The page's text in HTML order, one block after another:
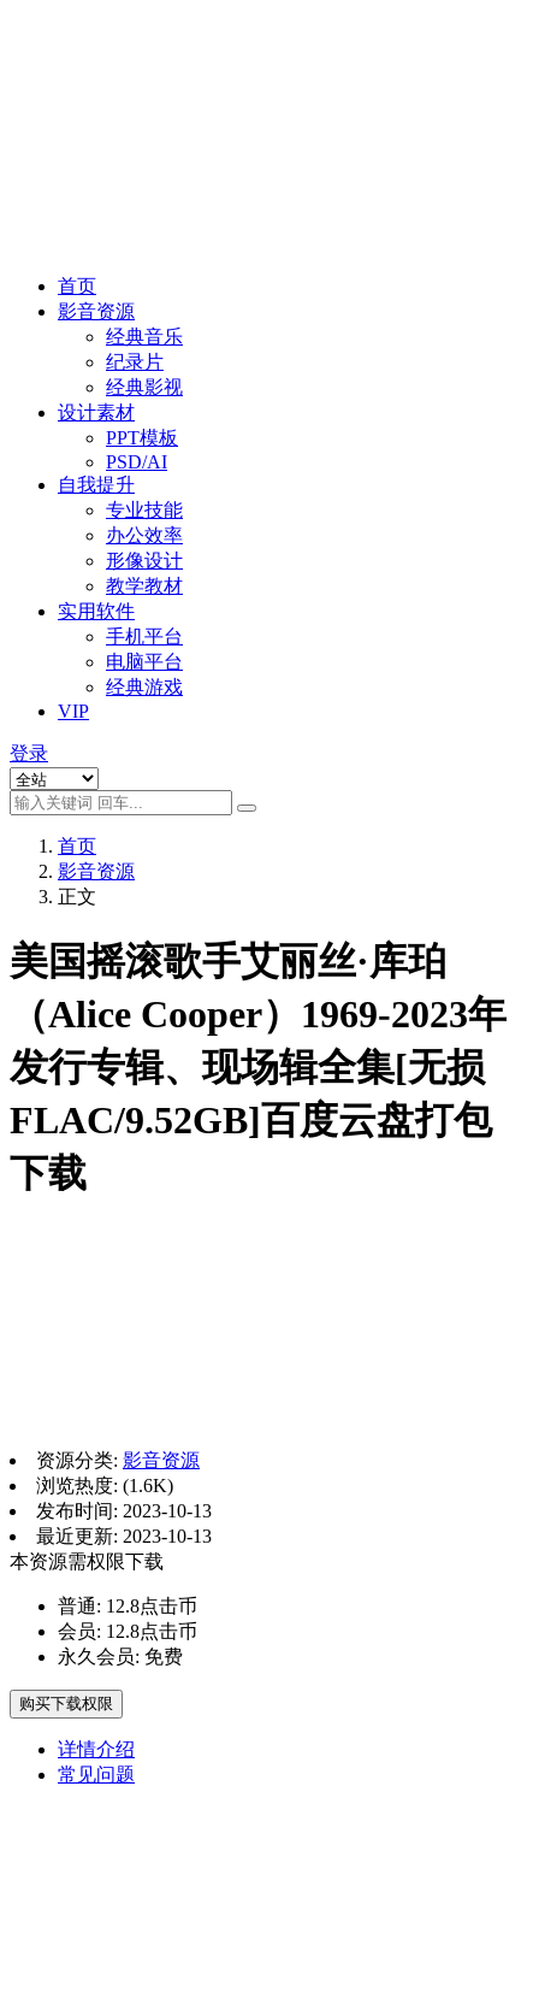
首页
影音资源
经典音乐
纪录片
经典影视
设计素材
PPT模板
PSD/AI
自我提升
专业技能
办公效率
形像设计
教学教材
实用软件
手机平台
电脑平台
经典游戏
VIP
登录
首页
影音资源
正文
美国摇滚歌手艾丽丝·库珀
（Alice Cooper）1969-2023年
发行专辑、现场辑全集[无损
FLAC/9.52GB]百度云盘打包
下载
资源分类: 影音资源
浏览热度: (1.6K)
发布时间: 2023-10-13
最近更新: 2023-10-13
本资源需权限下载
普通: 12.8点击币
会员: 12.8点击币
永久会员: 免费
购买下载权限
详情介绍
常见问题